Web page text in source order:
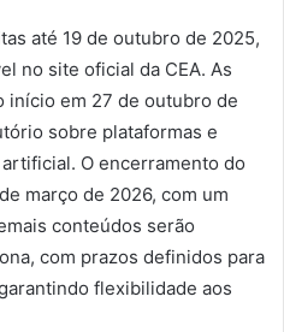
até 19 de outubro de 2025,
no site oficial da CEA. As
início em 27 de outubro de
sobre plataformas e
O encerramento do
março de 2026, com um
conteúdos serão
com prazos definidos para
flexibilidade aos